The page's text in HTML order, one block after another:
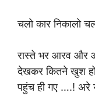
चलो कार निकालो
रास्ते भर आरव और
देखकर कितने खुश
पहुंच ही गए ….! अरे